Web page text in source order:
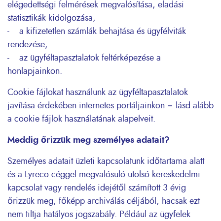
elégedettségi felmérések megvalósítása, eladási
statisztikák kidolgozása,
- a kifizetetlen számlák behajtása és ügyfélviták
rendezése,
- az ügyféltapasztalatok feltérképezése a
honlapjainkon.
Cookie fájlokat használunk az ügyféltapasztalatok
javítása érdekében internetes portáljainkon − lásd alább
a cookie fájlok használatának alapelveit.
Meddig őrizzük meg személyes adatait?
Személyes adatait üzleti kapcsolatunk időtartama alatt
és a Lyreco céggel megvalósuló utolsó kereskedelmi
kapcsolat vagy rendelés idejétől számított 3 évig
őrizzük meg, főképp archiválás céljából, hacsak ezt
nem tiltja hatályos jogszabály. Például az ügyfelek